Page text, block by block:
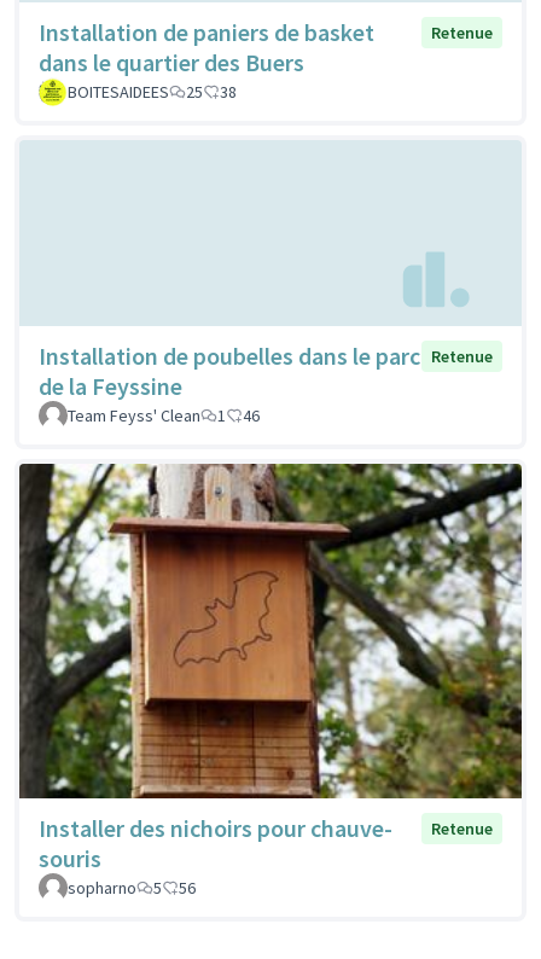
Installation de paniers de basket
dans le quartier des Buers
Retenue
BOITESAIDEES 25 38
Installation de poubelles dans le parc
de la Feyssine
Retenue
Team Feyss' Clean 1 46
Installer des nichoirs pour chauve-
souris
Retenue
sopharno 5 56